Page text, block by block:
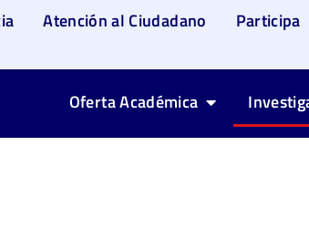
Atención al Ciudadano Participa
Oferta Académica